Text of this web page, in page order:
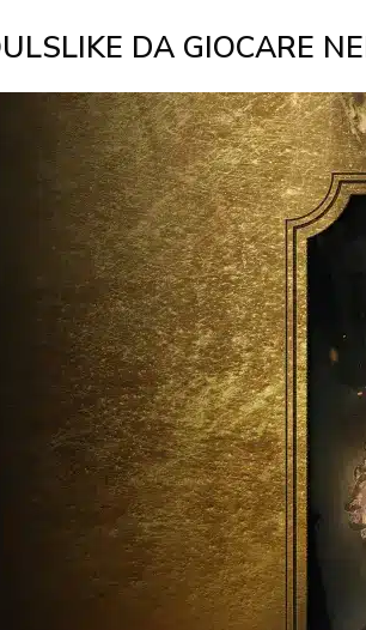
DA GIOCARE